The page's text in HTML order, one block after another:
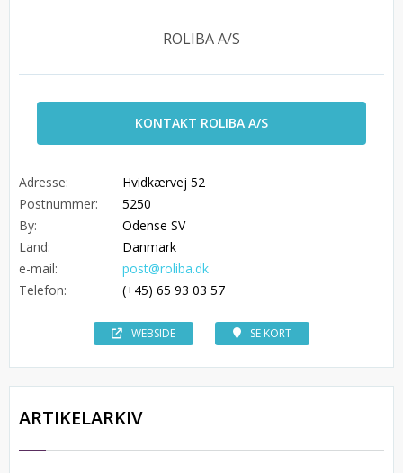
ROLIBA A/S
KONTAKT ROLIBA A/S
Adresse:
Hvidkærvej 52
Postnummer:
5250
By:
Odense SV
Land:
Danmark
e-mail:
post@roliba.dk
Telefon:
(+45) 65 93 03 57
WEBSIDE SE KORT
ARTIKELARKIV